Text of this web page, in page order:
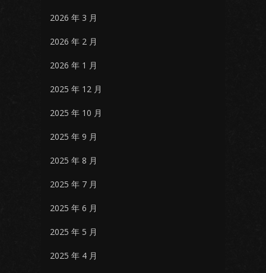
2026 年 3 月
2026 年 2 月
2026 年 1 月
2025 年 12 月
2025 年 10 月
2025 年 9 月
2025 年 8 月
2025 年 7 月
2025 年 6 月
2025 年 5 月
2025 年 4 月